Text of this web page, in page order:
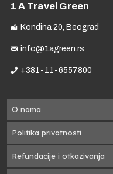
1 A Travel Green
Kondina 20, Beograd
info@1agreen.rs
+381-11-6557800
O nama
Politika privatnosti
Refundacije i otkazivanja